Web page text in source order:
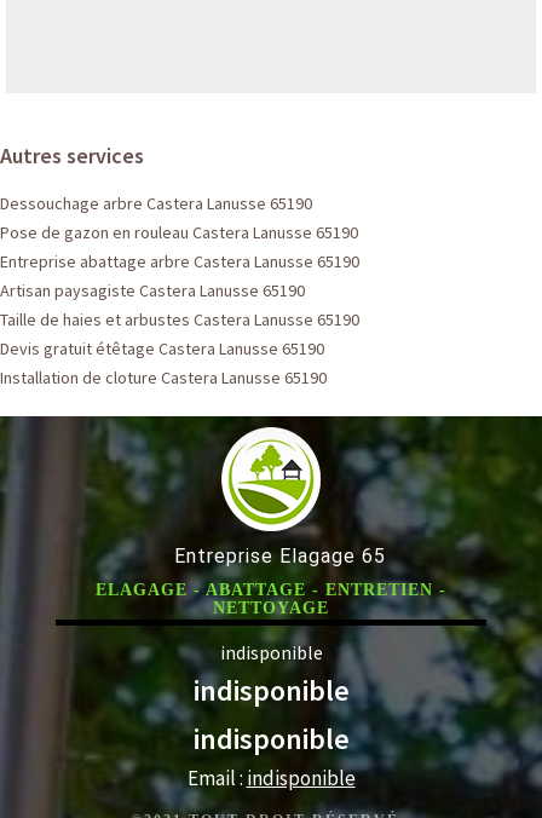
Autres services
Dessouchage arbre Castera Lanusse 65190
Pose de gazon en rouleau Castera Lanusse 65190
Entreprise abattage arbre Castera Lanusse 65190
Artisan paysagiste Castera Lanusse 65190
Taille de haies et arbustes Castera Lanusse 65190
Devis gratuit étêtage Castera Lanusse 65190
Installation de cloture Castera Lanusse 65190
Entreprise Elagage 65
ELAGAGE - ABATTAGE - ENTRETIEN -
NETTOYAGE
indisponible
indisponible
indisponible
Email : indisponible